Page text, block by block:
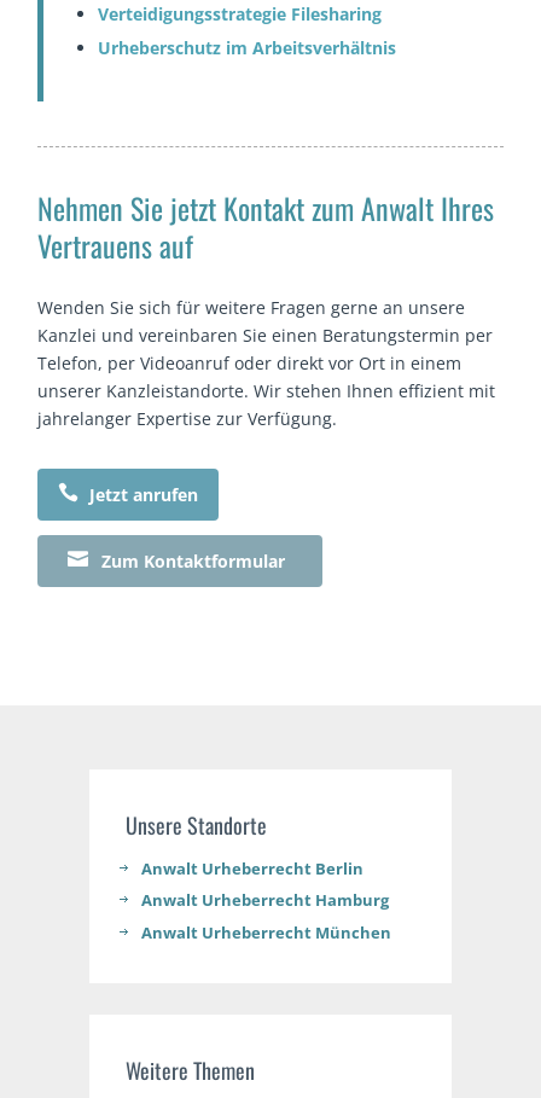
Verteidigungsstrategie Filesharing
Urheberschutz im Arbeitsverhältnis
Nehmen Sie jetzt Kontakt zum Anwalt Ihres
Vertrauens auf
Wenden Sie sich für weitere Fragen gerne an unsere
Kanzlei und vereinbaren Sie einen Beratungstermin per
Telefon, per Videoanruf oder direkt vor Ort in einem
unserer Kanzleistandorte. Wir stehen Ihnen effizient mit
jahrelanger Expertise zur Verfügung.
 Jetzt anrufen
 Zum Kontaktformular
Unsere Standorte
Anwalt Urheberrecht Berlin
Anwalt Urheberrecht Hamburg
Anwalt Urheberrecht München
Weitere Themen